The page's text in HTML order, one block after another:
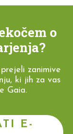
o
zanimive
ki jih za vas
Gaia.
E-